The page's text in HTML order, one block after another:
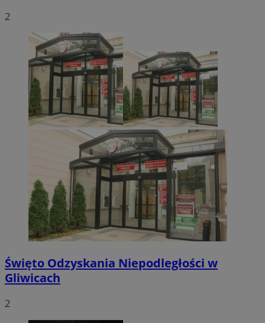
2
Święto Odzyskania Niepodległości w
Gliwicach
2